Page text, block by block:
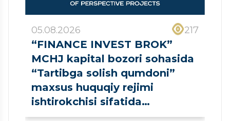
05.08.2026 217
“FINANCE INVEST BROK”
MCHJ kapital bozori sohasida
“Tartibga solish qumdoni”
maxsus huquqiy rejimi
ishtirokchisi sifatida
ro‘yxatdan o‘tkazildi